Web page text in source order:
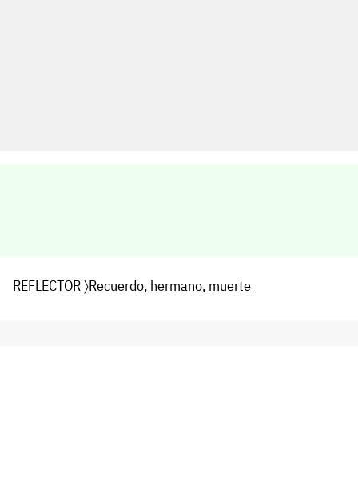
REFLECTOR〉Recuerdo, hermano, muerte